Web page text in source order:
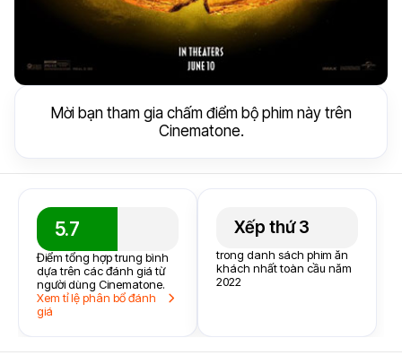
Mời bạn tham gia chấm điểm bộ phim này trên
Cinematone.
5.7
Điểm tổng hợp trung bình
dựa trên các đánh giá từ
người dùng Cinematone.
Xem tỉ lệ phân bổ đánh
giá
Xếp thứ 3
trong danh sách phim ăn
khách nhất toàn cầu năm
2022